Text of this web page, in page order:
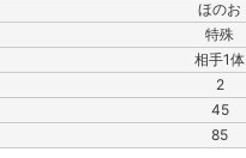
ほのお
特殊
相手1体
2
45
85